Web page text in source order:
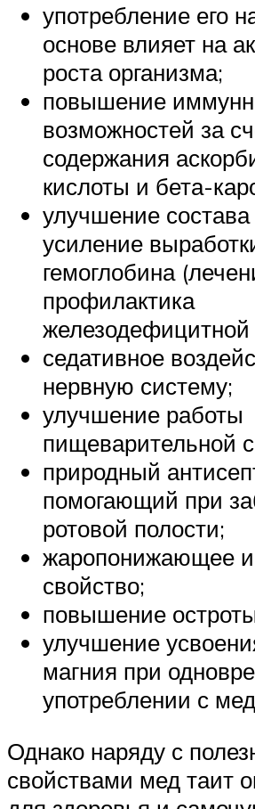
употребление его
основе влияет на
роста организма;
повышение
возможностей за
содержания
кислоты и бета-
улучшение состава
усиление
гемоглобина
профилактика
седативное
нервную систему;
улучшение работы
пищеварительной
природный
помогающий при
ротовой полости;
жаропонижающее и
свойство;
повышение
улучшение
магния при
употреблении с
Однако наряду с
свойствами мед таит